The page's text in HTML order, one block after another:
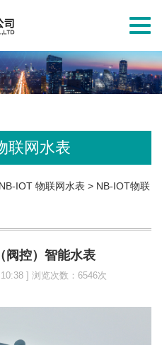
切
航
联网水表
IOT 物联网水表 > NB-IOT物联
阀控）智能水表
] 浏览次数：6546次